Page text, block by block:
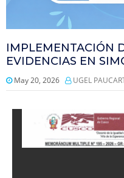
IMPLEMENTACIÓN
EVIDENCIAS EN
May 20, 2026 UGEL